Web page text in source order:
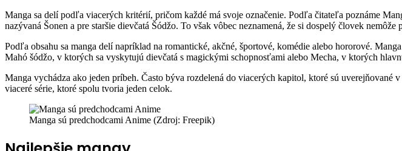
Manga sa delí podľa viacerých kritérií, pričom každé má svoje označenie. Podľa čitateľa poznáme
nazývaná Šonen a pre staršie dievčatá Šódžo. To však vôbec neznamená, že si dospelý človek
Podľa obsahu sa manga delí napríklad na romantické, akčné, športové, komédie alebo hororové.
Mahó šódžo, v ktorých sa vyskytujú dievčatá s magickými schopnosťami alebo Mecha, v ktorých
Manga vychádza ako jeden príbeh. Často býva rozdelená do viacerých kapitol, ktoré sú
viaceré série, ktoré spolu tvoria jeden celok.
Manga sú predchodcami Anime (Zdroj: Freepik)